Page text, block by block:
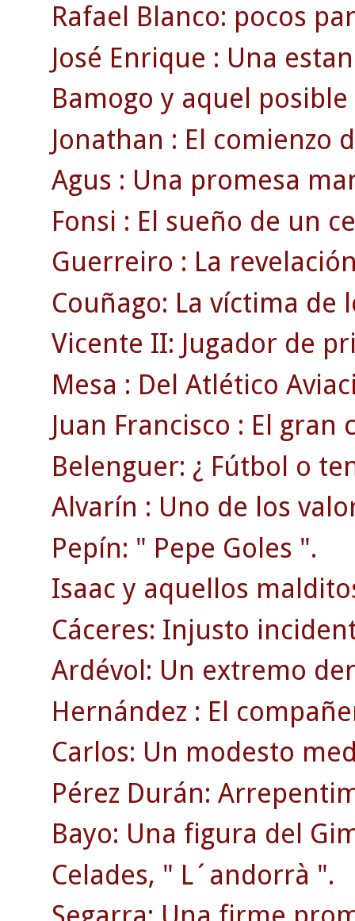
Rafael Blanco: pocos
José Enrique : Una
Bamogo y aquel
Jonathan : El comienzo
Agus : Una promesa
Fonsi : El sueño de un
Guerreiro : La
Couñago: La víctima de
Vicente II: Jugador de
Mesa : Del Atlético
Juan Francisco : El
Belenguer: ¿ Fútbol o
Alvarín : Uno de los
Pepín: " Pepe Goles ".
Isaac y aquellos
Cáceres: Injusto
Ardévol: Un extremo
Hernández : El
Carlos: Un modesto
Pérez Durán:
Bayo: Una figura del
Celades, " L´andorrà ".